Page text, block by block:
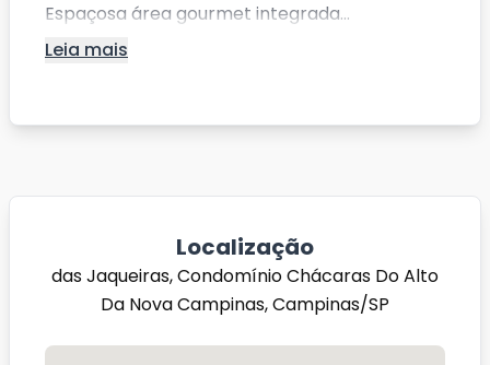
Espaçosa área gourmet integrada...
Leia mais
Localização
das Jaqueiras, Condomínio Chácaras Do Alto
Da Nova Campinas, Campinas/SP